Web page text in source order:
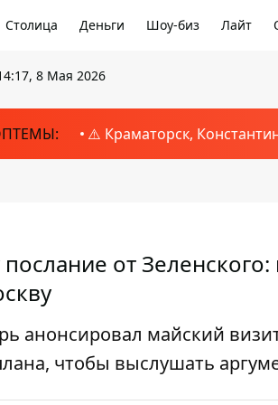
Столица Деньги Шоу-биз Лайт
8 Мая 2026
⚠️ Краматорск,
от
анонсировал майский
чтобы выслушать